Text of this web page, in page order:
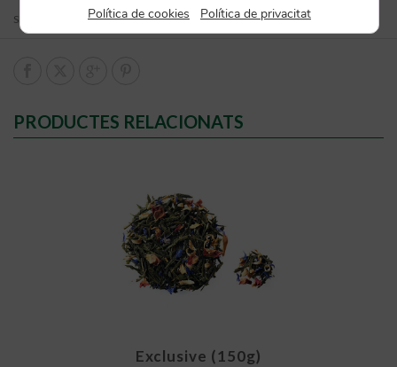
SKU:
PRODUCTES RELACIONATS
Exclusive (150g)
Política de cookies Política de privacitat